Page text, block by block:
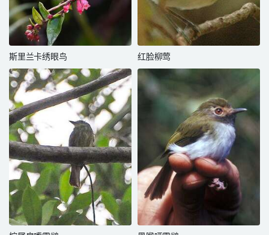
斯里兰卡绣眼鸟 红脸柳莺